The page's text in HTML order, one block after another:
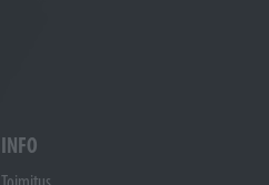
INFO